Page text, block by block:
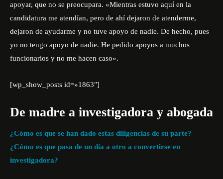
apoyar, que no se preocupara. «Mientras estuvo aquí en la
candidatura me atendían, pero de ahí dejaron de atenderme,
dejaron de ayudarme y no tuve apoyo de nadie. De hecho, pues
yo no tengo apoyo de nadie. He pedido apoyos a muchos
funcionarios y no me hacen caso».
[wp_show_posts id=»1863″]
De madre a investigadora y abogada
¿Cómo es que se han dado estas diligencias de su parte?
¿Cómo es que pasa de un día a otro a convertirse en
investigadora?